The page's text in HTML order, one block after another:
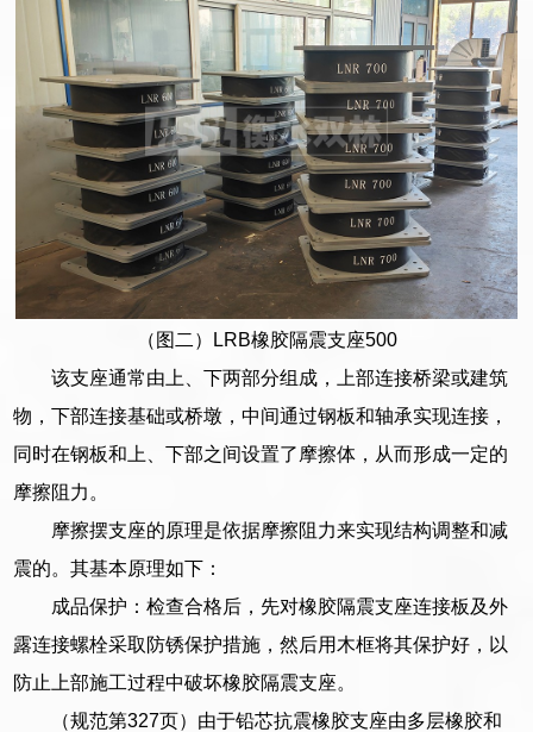
（图二）LRB橡胶隔震支座500
该支座通常由上、下两部分组成，上部连接桥梁或建筑
物，下部连接基础或桥墩，中间通过钢板和轴承实现连接，
同时在钢板和上、下部之间设置了摩擦体，从而形成一定的
摩擦阻力。
摩擦摆支座的原理是依据摩擦阻力来实现结构调整和减
震的。其基本原理如下：
成品保护：检查合格后，先对橡胶隔震支座连接板及外
露连接螺栓采取防锈保护措施，然后用木框将其保护好，以
防止上部施工过程中破坏橡胶隔震支座。
（规范第327页）由于铅芯抗震橡胶支座由多层橡胶和